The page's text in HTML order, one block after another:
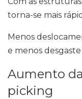
torna-se mais
Menos
e menos desgaste
Aumento
picking